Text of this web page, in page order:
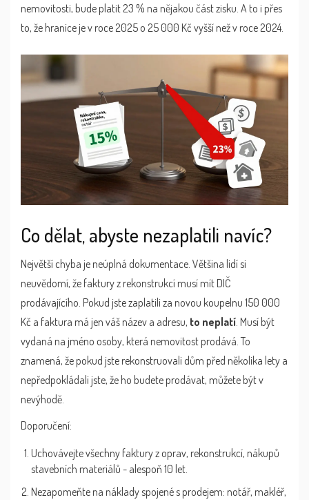
nemovitosti, bude platit 23 % na nějakou část zisku. A to i přes
to, že hranice je v roce 2025 o 25 000 Kč vyšší než v roce 2024.
Co dělat, abyste nezaplatili navíc?
Největší chyba je neúplná dokumentace. Většina lidí si
neuvědomí, že faktury z rekonstrukcí musí mít DIČ
prodávajícího. Pokud jste zaplatili za novou koupelnu 150 000
Kč a faktura má jen váš název a adresu, to neplatí. Musí být
vydaná na jméno osoby, která nemovitost prodává. To
znamená, že pokud jste rekonstruovali dům před několika lety a
nepředpokládali jste, že ho budete prodávat, můžete být v
nevýhodě.
Doporučení:
Uchovávejte všechny faktury z oprav, rekonstrukcí, nákupů
stavebních materiálů - alespoň 10 let.
Nezapomeňte na náklady spojené s prodejem: notář, makléř,